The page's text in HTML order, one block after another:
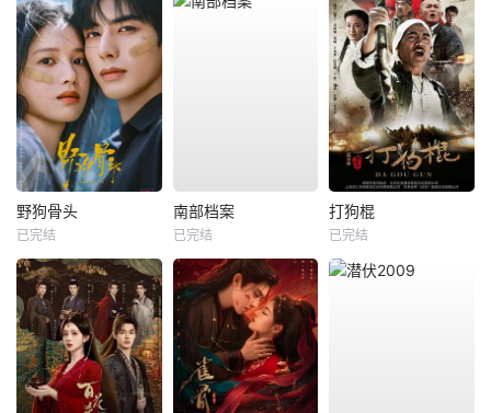
野狗骨头
已完结
南部档案
已完结
打狗棍
已完结